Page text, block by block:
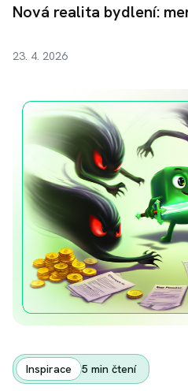
23. 4. 2026
Inspirace 5 min čtení